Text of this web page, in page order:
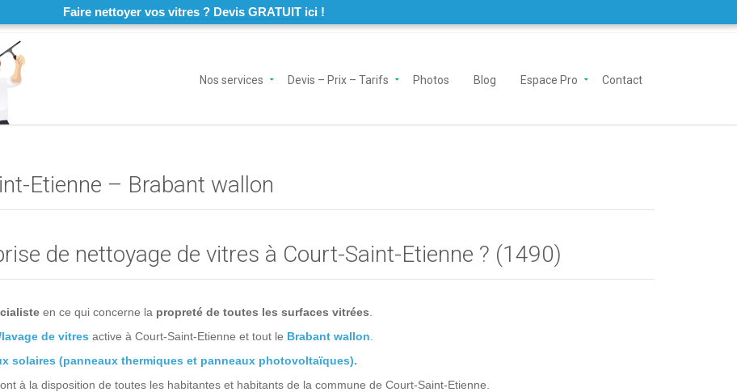
Faire nettoyer vos vitres ? Devis GRATUIT ici !
Nos services Devis – Prix – Tarifs Photos Blog Espace Pro Contact
Etienne – Brabant wallon
de nettoyage de vitres à Court-Saint-Etienne ? (1490)
en ce qui concerne la propreté de toutes les surfaces vitrées
de vitres active à Court-Saint-Etienne et tout le Brabant wallon
solaires (panneaux thermiques et panneaux photovoltaïques).
à la disposition de toutes les habitantes et habitants de la commune de Court-Saint-Etienne.